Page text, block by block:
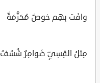
وافَت بِهِم خوصٌ مُحَزَّمَةٌ
مِثلُ القِسِيِّ ضَوامِرٌ شُسُفُ